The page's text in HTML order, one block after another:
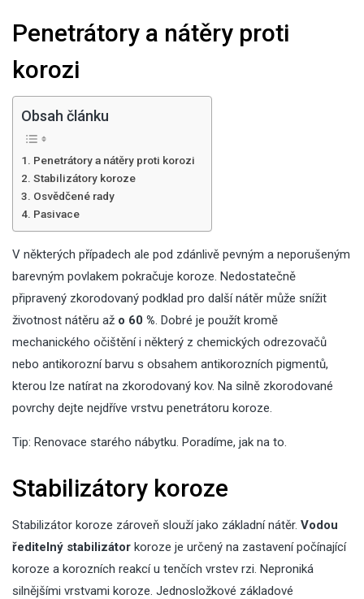
Penetrátory a nátěry proti
korozi
Obsah článku
Penetrátory a nátěry proti korozi
Stabilizátory koroze
Osvědčené rady
Pasivace
V některých případech ale pod zdánlivě pevným a neporušeným
barevným povlakem pokračuje koroze. Nedostatečně
připravený zkorodovaný podklad pro další nátěr může snížit
životnost nátěru až o 60 %. Dobré je použít kromě
mechanického očištění i některý z chemických odrezovačů
nebo antikorozní barvu s obsahem antikorozních pigmentů,
kterou lze natírat na zkorodovaný kov. Na silně zkorodované
povrchy dejte nejdříve vrstvu penetrátoru koroze.
Tip: Renovace starého nábytku. Poradíme, jak na to.
Stabilizátory koroze
Stabilizátor koroze zároveň slouží jako základní nátěr. Vodou
ředitelný stabilizátor koroze je určený na zastavení počínající
koroze a korozních reakcí u tenčích vrstev rzi. Neproniká
silnějšími vrstvami koroze. Jednosložkové základové